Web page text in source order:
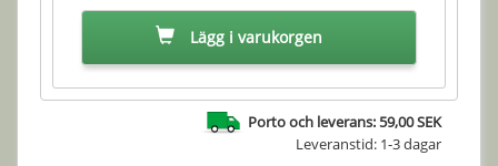
Lägg i varukorgen
Porto och leverans: 59,00 SEK
Leveranstid: 1-3 dagar